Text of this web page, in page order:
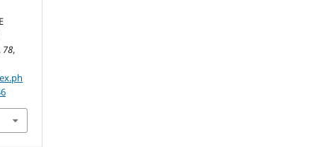
, 78,